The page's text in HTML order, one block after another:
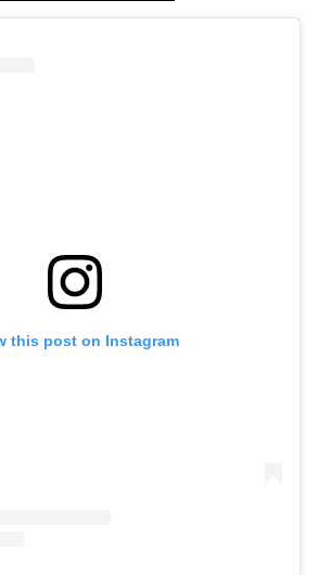
this post on Instagram